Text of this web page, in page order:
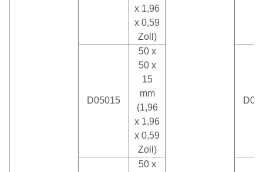
x 1,96
x 0,59
Zoll)
D05015
50 x
50 x
15
mm
(1,96
x 1,96
x 0,59
Zoll)
50 x